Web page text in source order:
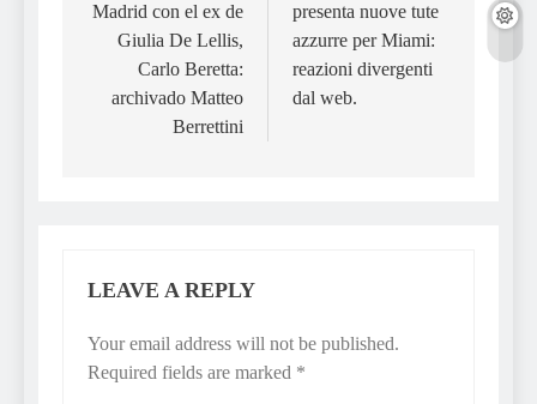
Madrid con el ex de
Giulia De Lellis,
Carlo Beretta:
archivado Matteo
Berrettini
presenta nuove tute
azzurre per Miami:
reazioni divergenti
dal web.
LEAVE A REPLY
Your email address will not be published.
Required fields are marked *